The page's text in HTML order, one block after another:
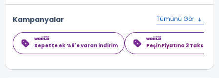
Kampanyalar Tümünü Gör
Sepette ek %8'e varan indirim Peşin Fiyatına 3 Taksit